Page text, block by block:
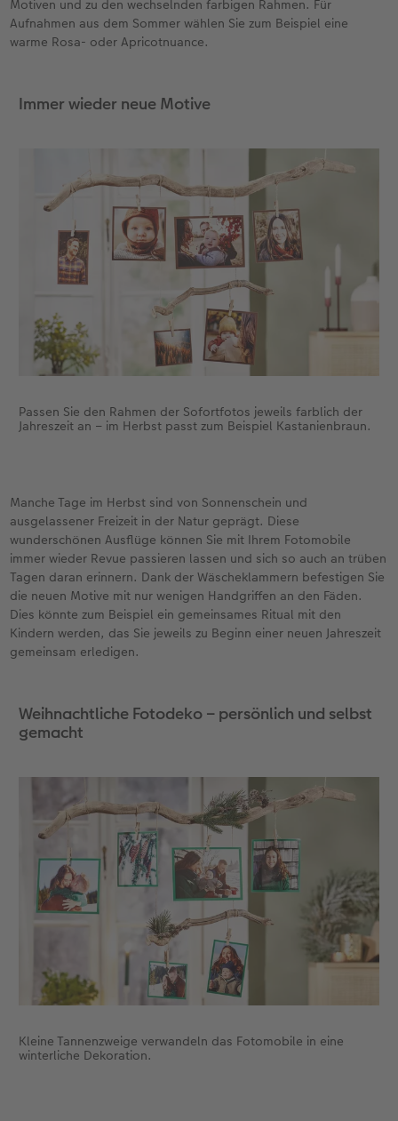
Motiven und zu den wechselnden farbigen Rahmen. Für
Aufnahmen aus dem Sommer wählen Sie zum Beispiel eine
warme Rosa- oder Apricotnuance.
Immer wieder neue Motive
Passen Sie den Rahmen der Sofortfotos jeweils farblich der
Jahreszeit an – im Herbst passt zum Beispiel Kastanienbraun.
Manche Tage im Herbst sind von Sonnenschein und
ausgelassener Freizeit in der Natur geprägt. Diese
wunderschönen Ausflüge können Sie mit Ihrem Fotomobile
immer wieder Revue passieren lassen und sich so auch an trüben
Tagen daran erinnern. Dank der Wäscheklammern befestigen Sie
die neuen Motive mit nur wenigen Handgriffen an den Fäden.
Dies könnte zum Beispiel ein gemeinsames Ritual mit den
Kindern werden, das Sie jeweils zu Beginn einer neuen Jahreszeit
gemeinsam erledigen.
Weihnachtliche Fotodeko – persönlich und selbst
gemacht
Kleine Tannenzweige verwandeln das Fotomobile in eine
winterliche Dekoration.